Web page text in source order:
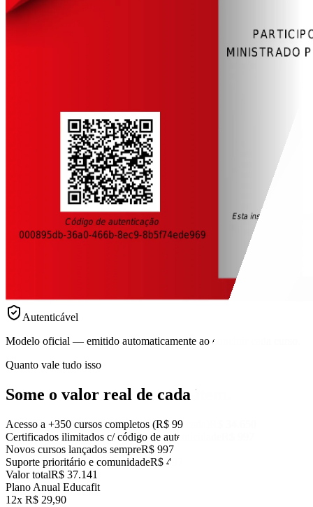
Autenticável
Modelo oficial — emitido automaticamente ao concluir cada curso.
Quanto vale tudo isso
Some o valor real de cada item.
Acesso a +350 cursos completos (R$ 99 cada)
Certificados ilimitados c/ código de autenticidade
Novos cursos lançados sempreR$ 997
Suporte prioritário e comunidadeR$ 497
Valor totalR$ 37.141
Plano Anual Educafit
12x R$ 29,90